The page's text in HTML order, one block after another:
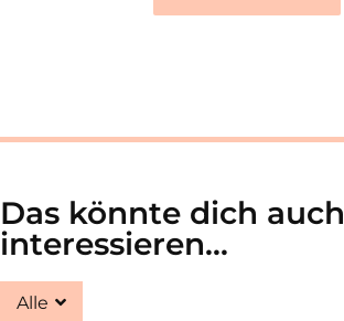
Das könnte dich auch
interessieren...
Alle